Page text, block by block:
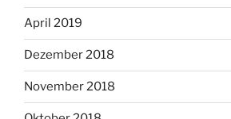
April 2019
Dezember 2018
November 2018